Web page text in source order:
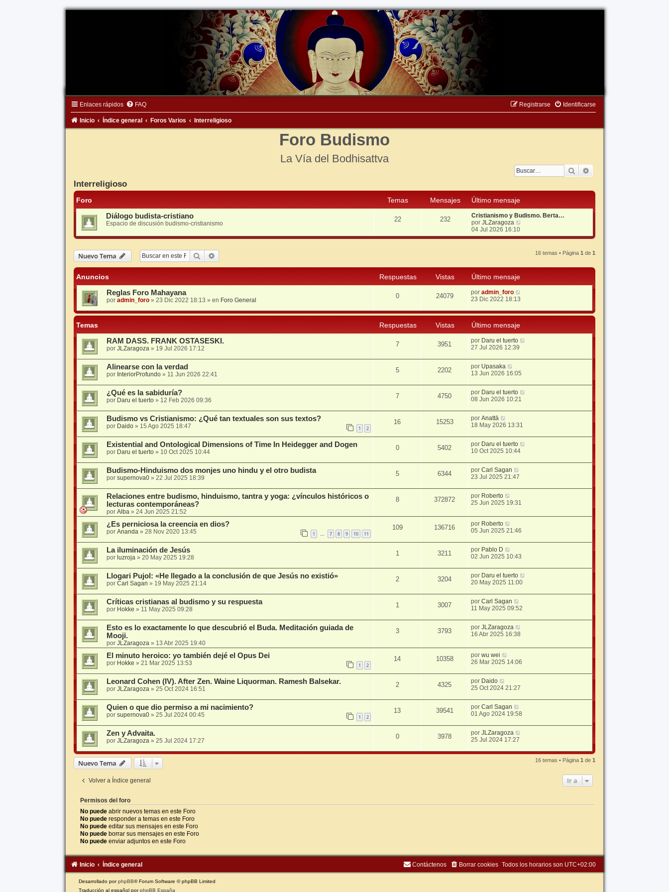
Enlaces rápidos FAQ Identificarse
Registrarse
Inicio Índice general Foros Varios Interreligioso
Foro Budismo
La Vía del Bodhisattva
Buscar
Interreligioso
Foro Temas Mensajes
Último mensaje
Diálogo budista-cristiano
Espacio de discusión budismo-cristianismo
22 232
Cristianismo y Budismo. Berta…
porJLZaragoza
r
m
a
04 Jul 2026 16:10
Nuevo Tema Buscar 16 temas • Página1 de1
Anuncios Respuestas Vistas
Último mensaje
Reglas Foro Mahayana
por admin_foro» 23 Dic 2022 18:13 » en Foro General
0 24079 poradmin_foro
23 Dic 2022 18:13
Temas Respuestas Vistas
Último mensaje
RAM DASS. FRANK OSTASESKI.
por JLZaragoza » 19 Jul 2026 17:12
7 3951 por Daru el tuerto
27 Jul 2026 12:39
Alinearse con la verdad
por InteriorProfundo» 11 Jun 2026 22:41
5 2202 por Upasaka
13 Jun 2026 16:05
¿Qué es la sabiduría?
por Daru el tuerto» 12 Feb 2026 09:36
7 4750 por Daru el tuerto
08 Jun 2026 10:21
Budismo vs Cristianismo: ¿Qué tan textuales son sus textos?
por Daido» 15 Ago 2025 18:47 1 2
16 15253 porAnattā
18 May 2026 13:31
Existential and Ontological Dimensions of Time In Heidegger and Dogen
por Daru el tuerto» 10 Oct 2025 10:44
0 5402 por Daru el tuerto
10 Oct 2025 10:44
Budismo-Hinduismo dos monjes uno hindu y el otro budista
por supernova0» 22 Jul 2025 18:39
5 6344 porCarl Sagan
23 Jul 2025 21:47
Relaciones entre budismo, hinduismo, tantra y yoga: ¿vínculos históricos o
lecturas contemporáneas?
por Alba » 24 Jun 2025 21:52
8 372872 por Roberto
25 Jun 2025 19:31
¿Es perniciosa la creencia en dios?
por Ananda » 28 Nov 2020 13:45 1 … 7 8 9 10 11
109 136716 por Roberto
05 Jun 2025 21:46
La iluminación de Jesús
por luzroja » 20 May 2025 19:28
1 3211 por Pablo D
02 Jun 2025 10:43
Llogari Pujol: «He llegado a la conclusión de que Jesús no existió»
por Carl Sagan » 19 May 2025 21:14
2 3204 por Daru el tuerto
20 May 2025 11:00
Críticas cristianas al budismo y su respuesta
por Hokke » 11 May 2025 09:28
1 3007 porCarl Sagan
11 May 2025 09:52
Esto es lo exactamente lo que descubrió el Buda. Meditación guiada de
Mooji.
por JLZaragoza » 13 Abr 2025 19:40
3 3793 porJLZaragoza
16 Abr 2025 16:38
El minuto heroico: yo también dejé el Opus Dei
por Hokke » 21 Mar 2025 13:53 1 2
14 10358 porwu wei
26 Mar 2025 14:06
Leonard Cohen (IV). After Zen. Waine Liquorman. Ramesh Balsekar.
por JLZaragoza » 25 Oct 2024 16:51
2 4325 por Daido
25 Oct 2024 21:27
Quien o que dio permiso a mi nacimiento?
por supernova0» 25 Jul 2024 00:45 1 2
13 39541 porCarl Sagan
01 Ago 2024 19:58
Zen y Advaita.
por JLZaragoza » 25 Jul 2024 17:27
0 3978 porJLZaragoza
25 Jul 2024 17:27
Nuevo Tema 16 temas • Página1 de1
Volver a Índice general Ir a
Permisos del foro
No puedeabrir nuevos temas en este Foro
No puederesponder a temas en este Foro
No puedeeditar sus mensajes en este Foro
No puedeborrar sus mensajes en este Foro
No puedeenviar adjuntos en este Foro
Inicio Índice general Todos los horarios son UTC+02:00
Borrar cookies
Contáctenos
Desarrollado porphpBB® Forum Software © phpBB Limited
Traducción al español porphpBB España